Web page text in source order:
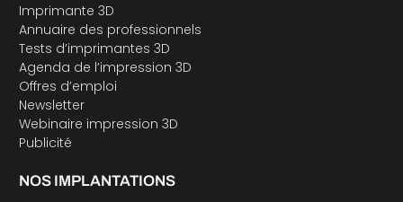
Imprimante 3D
Annuaire des professionnels
Tests d’imprimantes 3D
Agenda de l’impression 3D
Offres d’emploi
Newsletter
Webinaire impression 3D
Publicité
NOS IMPLANTATIONS